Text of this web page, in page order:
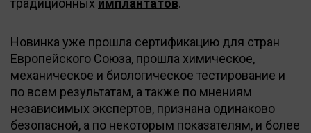
традиционных имплантатов.
Новинка уже прошла сертификацию для стран
Европейского Союза, прошла химическое,
механическое и биологическое тестирование и
по всем результатам, а также по мнениям
независимых экспертов, признана одинаково
безопасной, а по некоторым показателям, и более